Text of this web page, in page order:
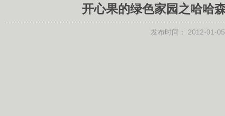
开心果的绿色家园之哈哈
发布时间： 2012-01-